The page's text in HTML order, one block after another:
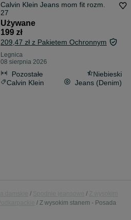
Calvin Klein Jeans mom fit rozm.
27
Używane
199 zł
209,47 zł z Pakietem Ochronnym
Legnica
08 sierpnia 2026
Pozostałe
Niebieski
Calvin Klein
Jeans (Denim)
Z wysokim stanem - Posada